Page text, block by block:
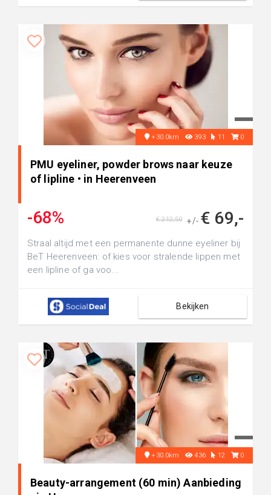
+30.0km 393 11 0
PMU eyeliner, powder brows naar keuze
of lipline • in Heerenveen
-68% +/- € 69,-
€ 212,50
Straal altijd met een permanente dunne eyeliner bij
BeT Heerenveen: of kies voor stralende lippen met
een lipline of ga voo...
Bekijken
+30.0km 436 12 0
Beauty-arrangement (60 min) Aanbieding